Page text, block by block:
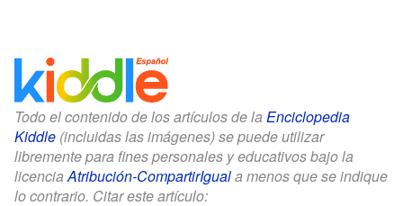
Todo el contenido de los artículos de la Enciclopedia
Kiddle (incluidas las imágenes) se puede utilizar
libremente para fines personales y educativos bajo la
licencia Atribución-CompartirIguala menos que se indique
lo contrario. Citar este artículo: